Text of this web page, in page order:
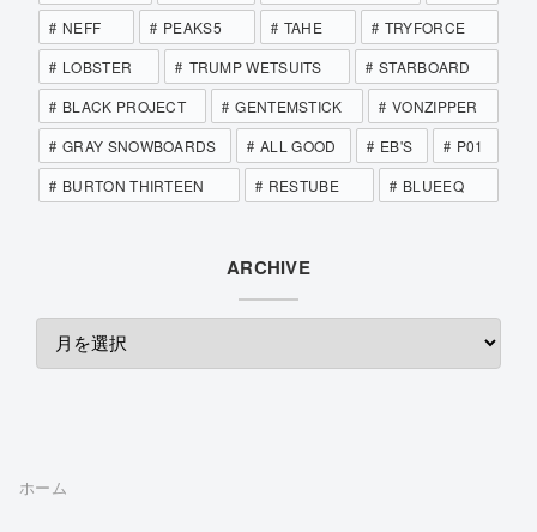
NEFF
PEAKS5 TAHE
TRYFORCE
LOBSTER
TRUMP WETSUITS
STARBOARD
BLACK PROJECT
GENTEMSTICK
VONZIPPER
GRAY SNOWBOARDS
ALL GOOD EB'S
P01
BURTON THIRTEEN
RESTUBE BLUEEQ
ARCHIVE
ホーム